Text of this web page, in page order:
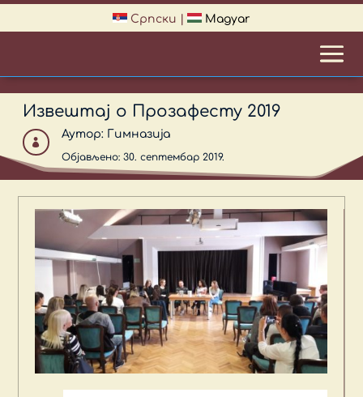
Српски Magyar
Извештај о Прозафесту 2019

Аутор: Гимназија
Објављено: 30. септембар 2019.